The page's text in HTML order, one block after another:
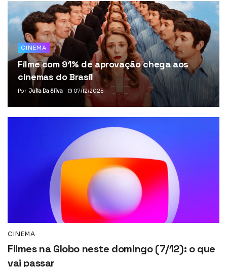
CINEMA
Filme com 91% de aprovação chega aos
cinemas do Brasil
Por Julia Da Silva 07/12/2025
CINEMA
Filmes na Globo neste domingo (7/12): o que
vai passar